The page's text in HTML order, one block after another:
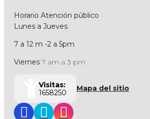
Horario Atención público
Lunes a Jueves
7 a 12 m -2 a 5pm
Viernes 7 am a 3 pm
Visitas:
1658250
Mapa del sitio